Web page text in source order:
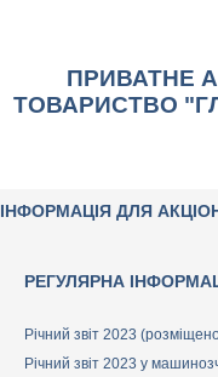
ПРИВАТНЕ
ТОВАРИСТВО
ІНФОРМАЦІЯ ДЛЯ
РЕГУЛЯРНА
Річний звіт 2023
Річний звіт 2023 у